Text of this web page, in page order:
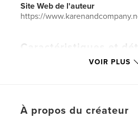
Site Web de l'auteur
https://
Caractéristiques et
Catégorie principale: Religion
Date de publication:
Langue English
VOIR PLUS
À propos du créateur